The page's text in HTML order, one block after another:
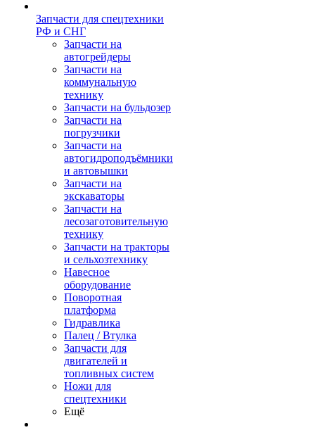
Запчасти для спецтехники
РФ и СНГ
Запчасти на
автогрейдеры
Запчасти на
коммунальную
технику
Запчасти на бульдозер
Запчасти на
погрузчики
Запчасти на
автогидроподъёмники
и автовышки
Запчасти на
экскаваторы
Запчасти на
лесозаготовительную
технику
Запчасти на тракторы
и сельхозтехнику
Навесное
оборудование
Поворотная
платформа
Гидравлика
Палец / Втулка
Запчасти для
двигателей и
топливных систем
Ножи для
спецтехники
Ещё